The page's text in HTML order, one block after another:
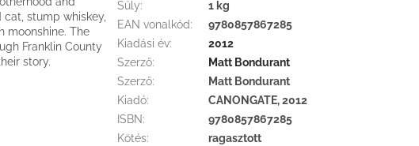
stump whiskey,
moonshine. The
Franklin County
story.
Súly:
1 kg
EAN vonalkód:
9780857867285
Kiadási év:
2012
Szerző:
Matt Bondurant
Szerző:
Matt Bondurant
Kiadó:
CANONGATE, 2012
ISBN:
9780857867285
Kötés:
ragasztott